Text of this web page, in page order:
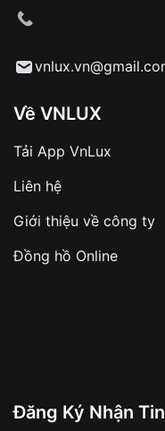
Từ khóa SEO:
sản phẩm đặc
hàng
Số tiền còn lại
✔️ Đảm bảo xử
✔️ Hạn chế
Từ khóa SEO:
Về VNLUX
Tải App VnLux
Liên hệ
Giới thiệu về công ty
Đồng hồ Online
Đăng Ký Nhận Tin